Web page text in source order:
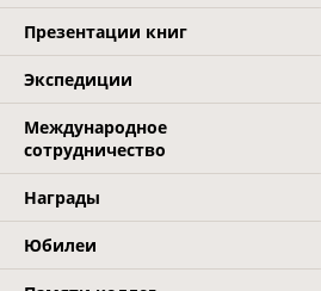
Презентации книг
Экспедиции
Международное
сотрудничество
Награды
Юбилеи